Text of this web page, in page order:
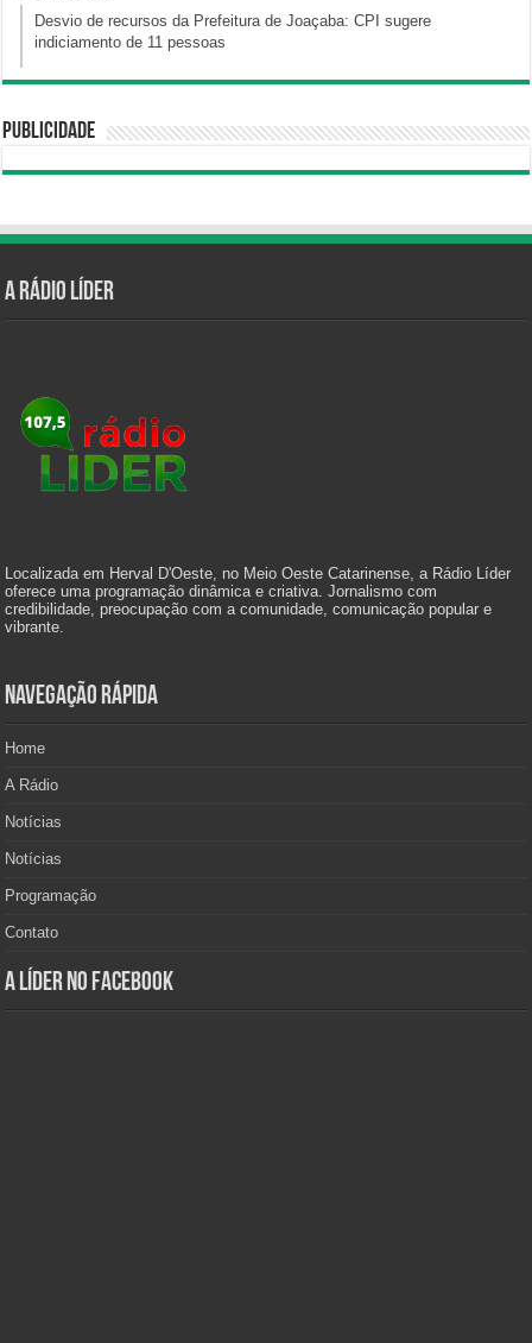
Desvio de recursos da Prefeitura de Joaçaba: CPI sugere
indiciamento de 11 pessoas
Publicidade
A Rádio Líder
Localizada em Herval D'Oeste, no Meio Oeste Catarinense, a Rádio Líder
oferece uma programação dinâmica e criativa. Jornalismo com
credibilidade, preocupação com a comunidade, comunicação popular e
vibrante.
Navegação Rápida
Home
A Rádio
Notícias
Notícias
Programação
Contato
A Líder no Facebook